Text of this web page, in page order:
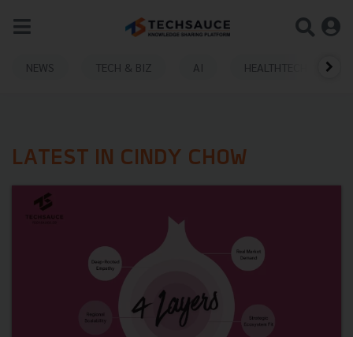
NEWS TECH & BIZ AI HEALTHTECH
LATEST IN CINDY CHOW